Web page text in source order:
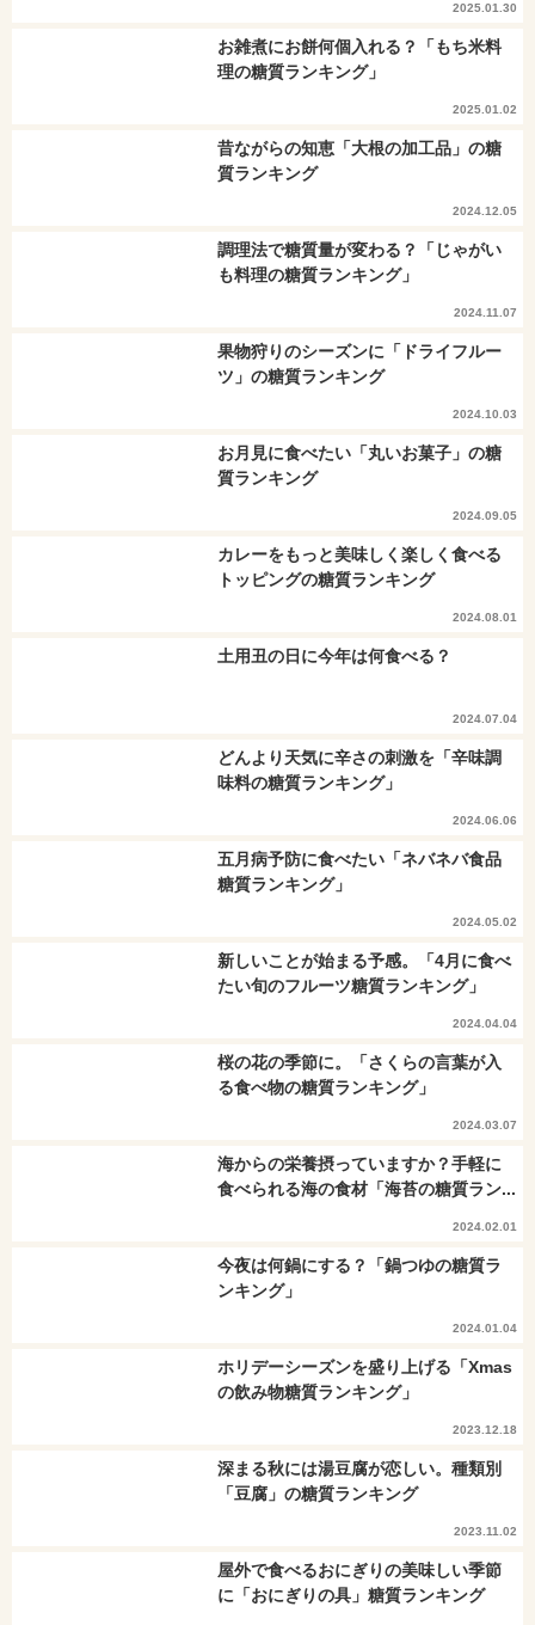
2025.01.30
お雑煮にお餅何個入れる？「もち米料
理の糖質ランキング」
2025.01.02
昔ながらの知恵「大根の加工品」の糖
質ランキング
2024.12.05
調理法で糖質量が変わる？「じゃがい
も料理の糖質ランキング」
2024.11.07
果物狩りのシーズンに「ドライフルー
ツ」の糖質ランキング
2024.10.03
お月見に食べたい「丸いお菓子」の糖
質ランキング
2024.09.05
カレーをもっと美味しく楽しく食べる
トッピングの糖質ランキング
2024.08.01
土用丑の日に今年は何食べる？
2024.07.04
どんより天気に辛さの刺激を「辛味調
味料の糖質ランキング」
2024.06.06
五月病予防に食べたい「ネバネバ食品
糖質ランキング」
2024.05.02
新しいことが始まる予感。「4月に食べ
たい旬のフルーツ糖質ランキング」
2024.04.04
桜の花の季節に。「さくらの言葉が入
る食べ物の糖質ランキング」
2024.03.07
海からの栄養摂っていますか？手軽に
食べられる海の食材「海苔の糖質ラン...
2024.02.01
今夜は何鍋にする？「鍋つゆの糖質ラ
ンキング」
2024.01.04
ホリデーシーズンを盛り上げる「Xmas
の飲み物糖質ランキング」
2023.12.18
深まる秋には湯豆腐が恋しい。種類別
「豆腐」の糖質ランキング
2023.11.02
屋外で食べるおにぎりの美味しい季節
に「おにぎりの具」糖質ランキング